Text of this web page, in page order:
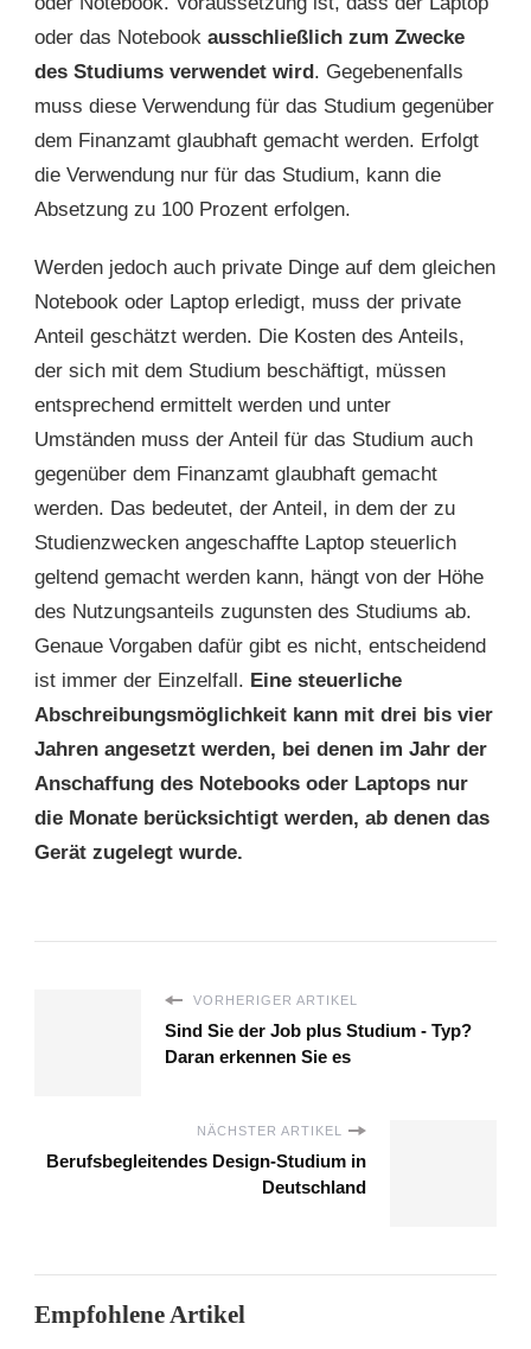
oder das Notebook ausschließlich zum Zwecke
des Studiums verwendet wird . Gegebenenfalls
muss diese Verwendung für das Studium gegenüber
dem Finanzamt glaubhaft gemacht werden. Erfolgt
die Verwendung nur für das Studium, kann die
Absetzung zu 100 Prozent erfolgen.
Werden jedoch auch private Dinge auf dem gleichen
Notebook oder Laptop erledigt, muss der private
Anteil geschätzt werden. Die Kosten des Anteils,
der sich mit dem Studium beschäftigt, müssen
entsprechend ermittelt werden und unter
Umständen muss der Anteil für das Studium auch
gegenüber dem Finanzamt glaubhaft gemacht
werden. Das bedeutet, der Anteil, in dem der zu
Studienzwecken angeschaffte Laptop steuerlich
geltend gemacht werden kann, hängt von der Höhe
des Nutzungsanteils zugunsten des Studiums ab.
Genaue Vorgaben dafür gibt es nicht, entscheidend
ist immer der Einzelfall. Eine steuerliche
Abschreibungsmöglichkeit kann mit drei bis vier
Jahren angesetzt werden, bei denen im Jahr der
Anschaffung des Notebooks oder Laptops nur
die Monate berücksichtigt werden, ab denen das
Gerät zugelegt wurde.
VORHERIGER ARTIKEL
Sind Sie der Job plus Studium - Typ?
Daran erkennen Sie es
NÄCHSTER ARTIKEL
Berufsbegleitendes Design-Studium in
Deutschland
Empfohlene Artikel